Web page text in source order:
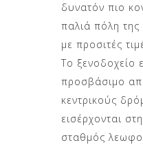
δυνατόν πιο
παλιά πόλη
με προσιτές
Το ξενοδοχείο
προσβάσιμο
κεντρικούς
εισέρχονται
σταθμός